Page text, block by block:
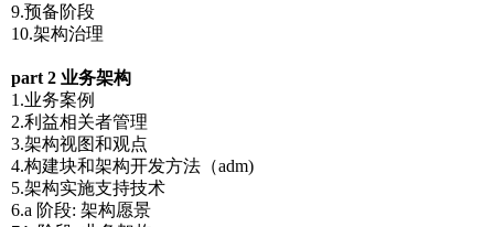
9.预备阶段
10.架构治理
part 2 业务架构
1.业务案例
2.利益相关者管理
3.架构视图和观点
4.构建块和架构开发方法（adm)
5.架构实施支持技术
6.a 阶段: 架构愿景